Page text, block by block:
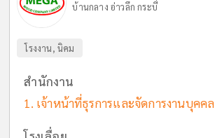
บ้านกลาง อ่าวลึก กระบี่
โรงงาน, นิคม
สำนักงาน
เจ้าหน้าที่ธุรการและจัดการงานบุคคล